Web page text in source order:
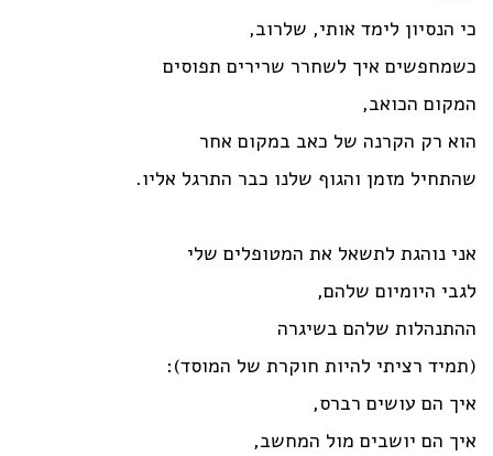
כי הנסיון לימד אותי, שלרוב,
כשמחפשים איך לשחרר שרירים תפוסים
המקום הכואב,
הוא רק הקרנה של כאב במקום אחר
שהתחיל מזמן והגוף שלנו כבר התרגל אליו.
אני נוהגת לתשאל את המטופלים שלי
לגבי היומיום שלהם,
ההתנהלות שלהם בשיגרה
(תמיד רציתי להיות חוקרת של המוסד):
איך הם עושים רברס,
איך הם יושבים מול המחשב,